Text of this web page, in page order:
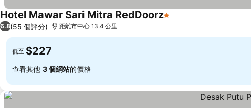
Hotel Mawar Sari Mitra RedDoorz1 星級
6.8(55 個評分) 距離市中心 13.4 公里
低至 $227
查看其他 3 個網站的價格